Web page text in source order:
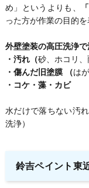
め」というよりも、
った方が作業の目的
外壁塗装の高圧洗浄
・汚れ（砂、ホコリ、
・傷んだ旧塗膜 （は
・コケ・藻・カビ
水だけで落ちない汚
洗浄）
鈴吉ペイント東